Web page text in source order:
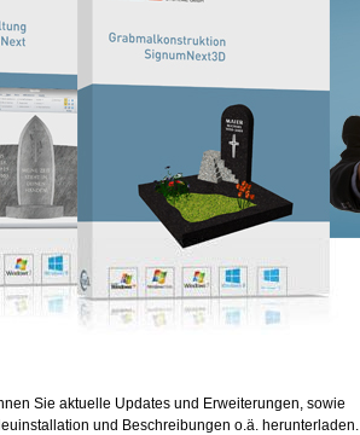
Sie aktuelle Updates und Erweiterungen, sowie
und Beschreibungen o.ä. herunterladen.